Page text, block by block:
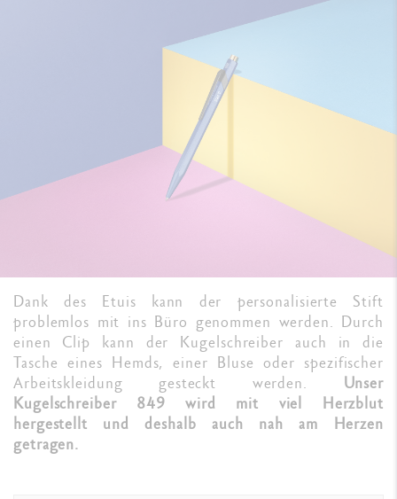
Dank des Etuis kann der personalisierte Stift
problemlos mit ins Büro genommen werden. Durch
einen Clip kann der Kugelschreiber auch in die
Tasche eines Hemds, einer Bluse oder spezifischer
Arbeitskleidung gesteckt werden. Unser
Kugelschreiber 849 wird mit viel Herzblut
hergestellt und deshalb auch nah am Herzen
getragen.